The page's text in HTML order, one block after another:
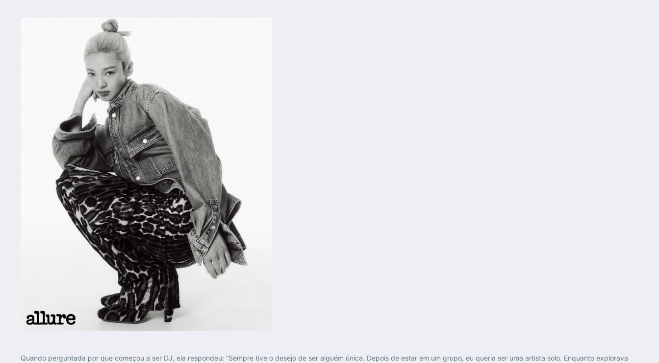
Quando perguntada por que começou a ser DJ, ela respondeu: “Sempre tive o desejo de ser alguém única. Depois de estar em um grupo, eu queria ser uma artista solo. Enquanto explorava